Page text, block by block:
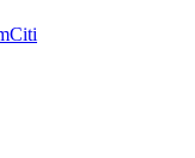
Citi